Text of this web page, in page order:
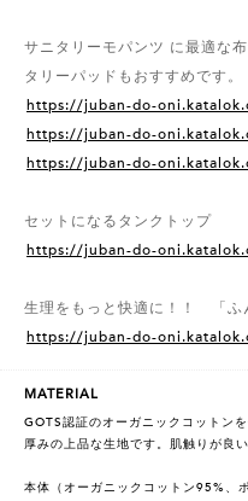
サニタリーモパンツ に最適な
タリーパッドもおすすめです。
https://juban-do-
https://juban-do-
https://juban-do-
セットになるタンクトップ
https://juban-do-
生理をもっと快適に！！ 「
https://juban-do-
MATERIAL
GOTS認証のオーガニックコットン
厚みの上品な生地です。肌触りが良
本体（オーガニックコットン95%、